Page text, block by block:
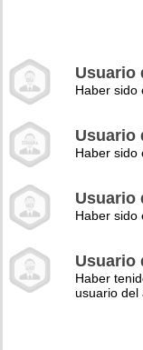
Usuario
Haber sido
Usuario
Haber sido
Usuario
Haber sido
Usuario
Haber
usuario del